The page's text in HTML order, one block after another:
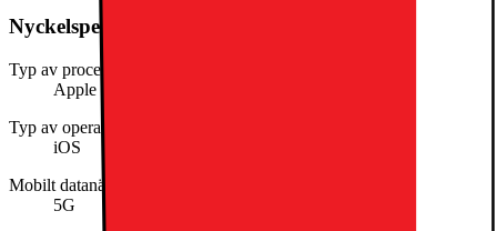
Nyckelspecifikation
Typ av processor
Apple silicon
Typ av operativsystem
iOS
Mobilt datanätverk
5G